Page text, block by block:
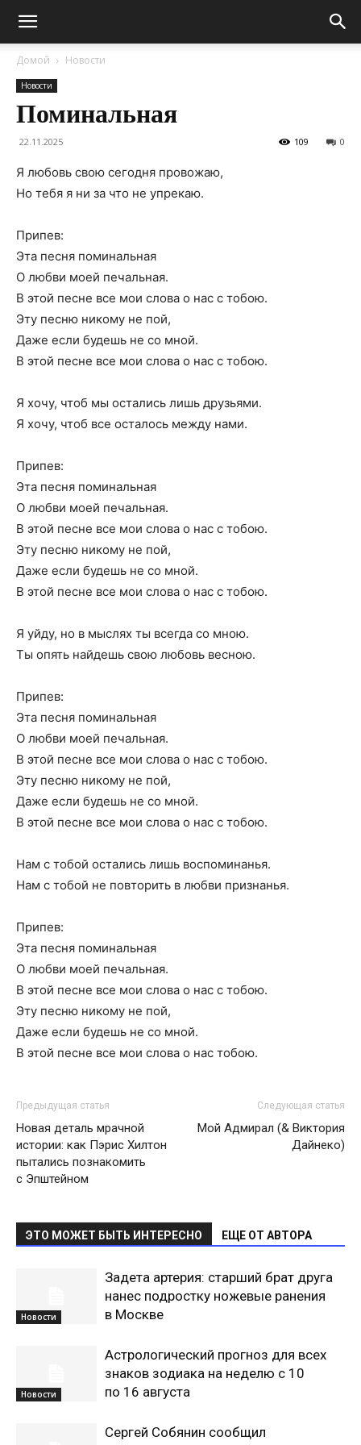
Домой Новости
Новости
Поминальная
22.11.2025 0
109
Я любовь свою сегодня провожаю,
Но тебя я ни за что не упрекаю.
Припев:
Эта песня поминальная
О любви моей печальная.
В этой песне все мои слова о нас с тобою.
Эту песню никому не пой,
Даже если будешь не со мной.
В этой песне все мои слова о нас с тобою.
Я хочу, чтоб мы остались лишь друзьями.
Я хочу, чтоб все осталось между нами.
Припев:
Эта песня поминальная
О любви моей печальная.
В этой песне все мои слова о нас с тобою.
Эту песню никому не пой,
Даже если будешь не со мной.
В этой песне все мои слова о нас с тобою.
Я уйду, но в мыслях ты всегда со мною.
Ты опять найдешь свою любовь весною.
Припев:
Эта песня поминальная
О любви моей печальная.
В этой песне все мои слова о нас с тобою.
Эту песню никому не пой,
Даже если будешь не со мной.
В этой песне все мои слова о нас с тобою.
Нам с тобой остались лишь воспоминанья.
Нам с тобой не повторить в любви признанья.
Припев:
Эта песня поминальная
О любви моей печальная.
В этой песне все мои слова о нас с тобою.
Эту песню никому не пой,
Даже если будешь не со мной.
В этой песне все мои слова о нас тобою.
Предыдущая статья
Новая деталь мрачной
истории: как Пэрис Хилтон
пытались познакомить
с Эпштейном
Следующая статья
Мой Адмирал (& Виктория
Дайнеко)
ЭТО МОЖЕТ БЫТЬ ИНТЕРЕСНО ЕЩЕ ОТ АВТОРА
Новости
Задета артерия: старший брат друга
нанес подростку ножевые ранения
в Москве
Новости
Астрологический прогноз для всех
знаков зодиака на неделю с 10
по 16 августа
Сергей Собянин сообщил